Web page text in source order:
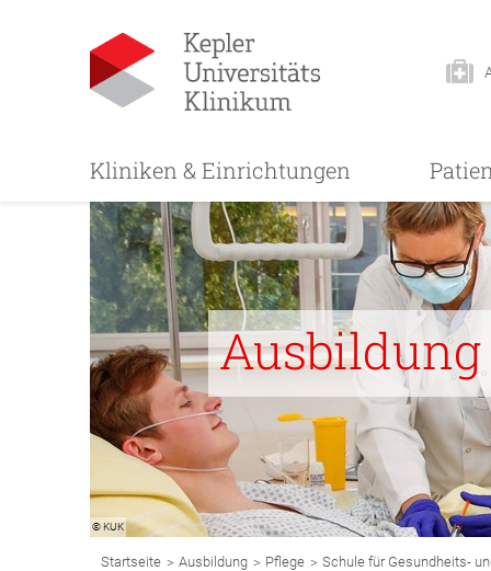
Kliniken & Einrichtungen
Ausbildung
© KUK
Startseite > Ausbildung > Pflege > Schule für Gesundheits-